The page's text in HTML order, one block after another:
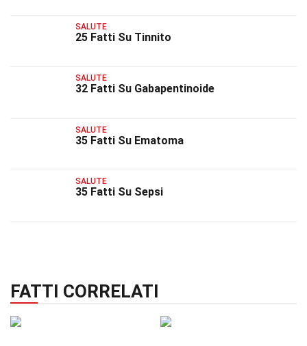
SALUTE
25 Fatti Su Tinnito
SALUTE
32 Fatti Su Gabapentinoide
SALUTE
35 Fatti Su Ematoma
SALUTE
35 Fatti Su Sepsi
FATTI CORRELATI